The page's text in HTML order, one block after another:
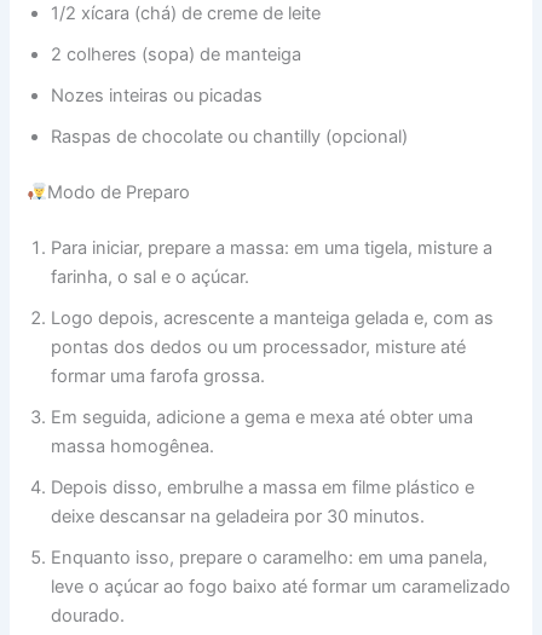
1/2 xícara (chá) de creme de leite
2 colheres (sopa) de manteiga
Nozes inteiras ou picadas
Raspas de chocolate ou chantilly (opcional)
Modo de Preparo
Para iniciar, prepare a massa: em uma tigela, misture a
farinha, o sal e o açúcar.
Logo depois, acrescente a manteiga gelada e, com as
pontas dos dedos ou um processador, misture até
formar uma farofa grossa.
Em seguida, adicione a gema e mexa até obter uma
massa homogênea.
Depois disso, embrulhe a massa em filme plástico e
deixe descansar na geladeira por 30 minutos.
Enquanto isso, prepare o caramelho: em uma panela,
leve o açúcar ao fogo baixo até formar um caramelizado
dourado.